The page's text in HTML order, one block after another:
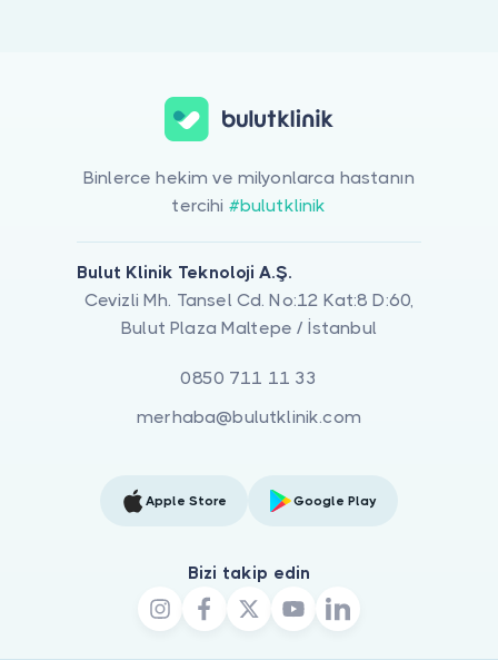
Binlerce hekim ve milyonlarca hastanın
tercihi #bulutklinik
Bulut Klinik Teknoloji A.Ş.
Cevizli Mh. Tansel Cd. No:12 Kat:8 D:60,
Bulut Plaza Maltepe / İstanbul
0850 711 11 33
merhaba@bulutklinik.com
Apple Store Google Play
Bizi takip edin